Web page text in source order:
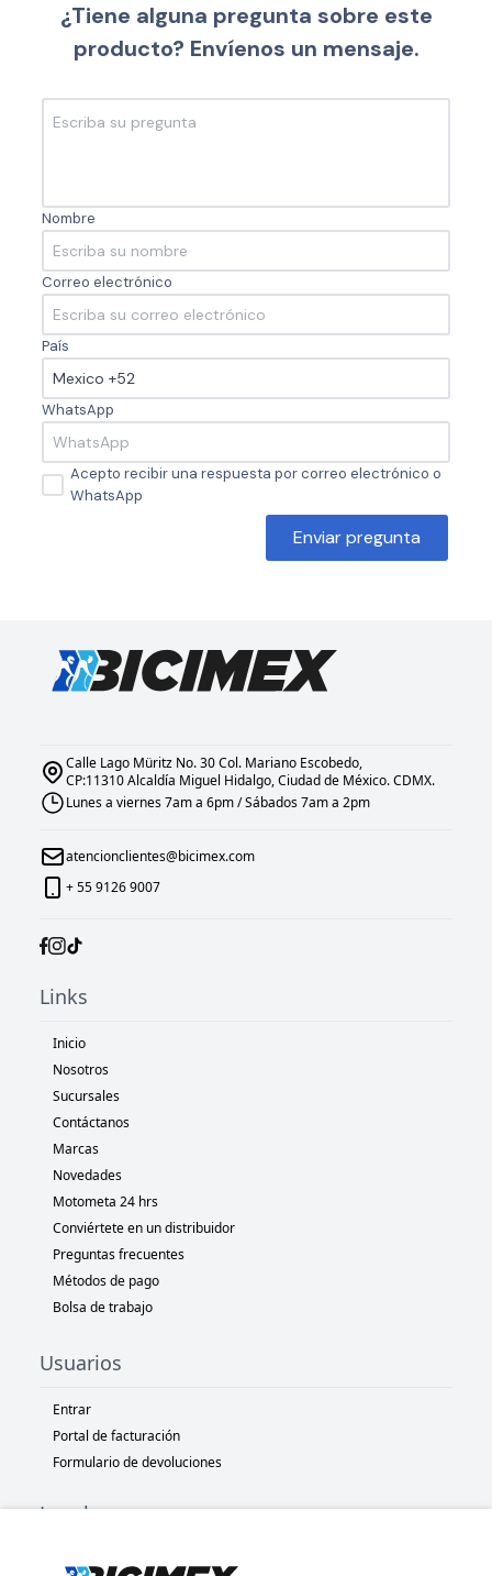
¿Tiene alguna pregunta sobre este
producto? Envíenos un mensaje.
Nombre
Correo electrónico
País
WhatsApp
Acepto recibir una respuesta por correo electrónico o
WhatsApp
Enviar pregunta
Calle Lago Müritz No. 30 Col. Mariano Escobedo,
CP:11310 Alcaldía Miguel Hidalgo, Ciudad de México. CDMX.
Lunes a viernes 7am a 6pm / Sábados 7am a 2pm
atencionclientes@bicimex.com
+ 55 9126 9007
Links
Inicio
Nosotros
Sucursales
Contáctanos
Marcas
Novedades
Motometa 24 hrs
Conviértete en un distribuidor
Preguntas frecuentes
Métodos de pago
Bolsa de trabajo
Usuarios
Entrar
Portal de facturación
Formulario de devoluciones
Legal